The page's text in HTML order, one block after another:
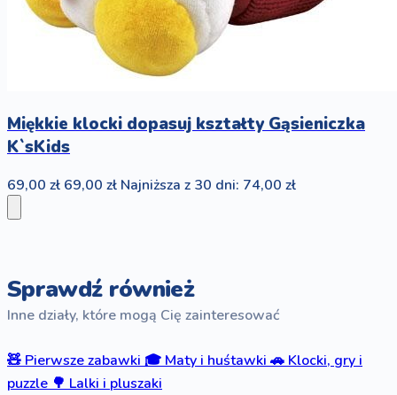
Miękkie klocki dopasuj kształty Gąsieniczka
K`sKids
69,00 zł 69,00 zł Najniższa z 30 dni: 74,00 zł
Sprawdź również
Inne działy, które mogą Cię zainteresować
🧸 Pierwsze zabawki 🎓 Maty i huśtawki 🚗 Klocki, gry i
puzzle 🌳 Lalki i pluszaki